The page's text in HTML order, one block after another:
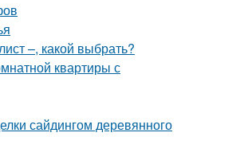
–, какой выбрать?
квартиры с
сайдингом деревянного